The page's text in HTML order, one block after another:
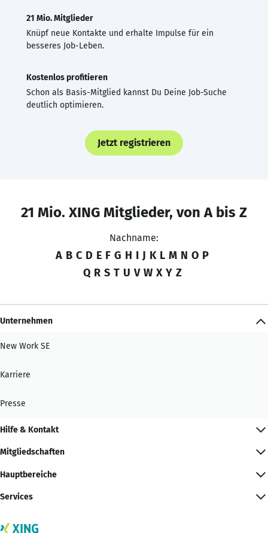
21 Mio. Mitglieder
Knüpf neue Kontakte und erhalte Impulse für ein
besseres Job-Leben.
Kostenlos profitieren
Schon als Basis-Mitglied kannst Du Deine Job-Suche
deutlich optimieren.
Jetzt registrieren
21 Mio. XING Mitglieder, von A bis Z
Nachname:
A B C D E F G H I J K L M N O P
Q R S T U V W X Y Z
Unternehmen
New Work SE
Karriere
Presse
Hilfe & Kontakt
Mitgliedschaften
Hauptbereiche
Services